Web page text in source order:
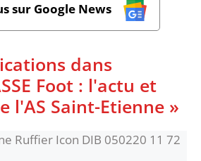
sur Google News
dans
Foot : l'actu et
l'AS Saint-Etienne »